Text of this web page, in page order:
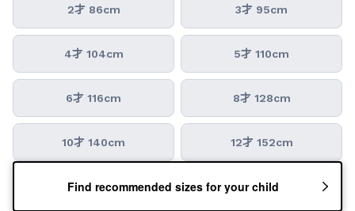
2才 86cm 3才 95cm
4才 104cm 5才 110cm
6才 116cm 8才 128cm
10才 140cm 12才 152cm
Find recommended sizes for your child